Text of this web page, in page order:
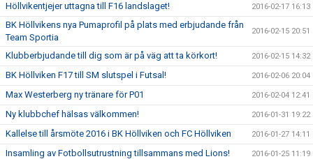
Höllvikentjejer uttagna till F16 landslaget! 2016-02-17 16:13
BK Höllvikens nya Pumaprofil på plats med erbjudande från
Team Sportia
2016-02-15 20:51
Klubberbjudande till dig som är på väg att ta körkort! 2016-02-15 14:32
BK Höllviken F17 till SM slutspel i Futsal! 2016-02-06 20:04
Max Westerberg ny tränare för P01 2016-02-04 12:41
Ny klubbchef hälsas välkommen! 2016-01-31 19:22
Kallelse till årsmöte 2016 i BK Höllviken och FC Höllviken 2016-01-27 14:11
Insamling av Fotbollsutrustning tillsammans med Lions! 2016-01-25 11:19